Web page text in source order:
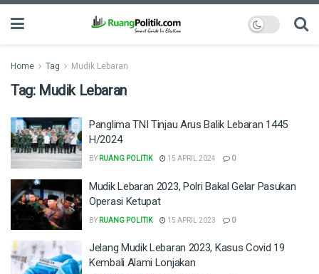
Home Tag Mudik Lebaran
Tag: Mudik Lebaran
Panglima TNI Tinjau Arus Balik Lebaran 1445
H/2024
BY RUANG POLITIK 15 APRIL 2024 0
Mudik Lebaran 2023, Polri Bakal Gelar Pasukan
Operasi Ketupat
BY RUANG POLITIK 15 APRIL 2023 0
Jelang Mudik Lebaran 2023, Kasus Covid 19
Kembali Alami Lonjakan